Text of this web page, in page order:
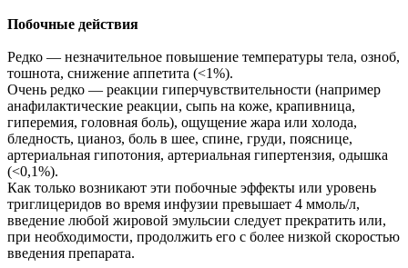
Побочные действия
Редко — незначительное повышение температуры тела, озноб,
тошнота, снижение аппетита (<1%).
Очень редко — реакции гиперчувствительности (например
анафилактические реакции, сыпь на коже, крапивница,
гиперемия, головная боль), ощущение жара или холода,
бледность, цианоз, боль в шее, спине, груди, пояснице,
артериальная гипотония, артериальная гипертензия, одышка
(<0,1%).
Как только возникают эти побочные эффекты или уровень
триглицеридов во время инфузии превышает 4 ммоль/л,
введение любой жировой эмульсии следует прекратить или,
при необходимости, продолжить его с более низкой скоростью
введения препарата.